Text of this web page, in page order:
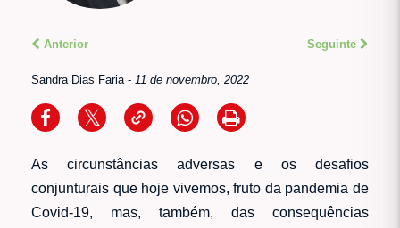
Anterior Seguinte
Sandra Dias Faria- 11 de novembro, 2022
As circunstâncias adversas e os desafios
conjunturais que hoje vivemos, fruto da pandemia de
Covid-19, mas, também, das consequências